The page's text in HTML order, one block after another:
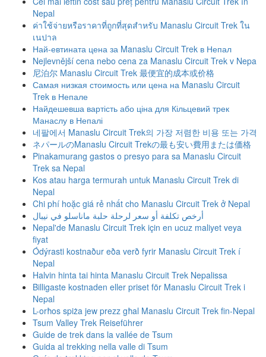
Nepal
ค่าใช้จ่ายหรือราคาที่ถูกที่สุดสําหรับ Manaslu Circuit Trek ใน
เนปาล
Най-евтината цена за Manaslu Circuit Trek в Непал
Nejlevnější cena nebo cena za Manaslu Circuit Trek v Nepa
尼泊尔 Manaslu Circuit Trek 最便宜的成本或价格
Самая низкая стоимость или цена на Manaslu Circuit
Trek в Непале
Найдешевша вартість або ціна для Кільцевий трек
Манаслу в Непалі
네팔에서 Manaslu Circuit Trek의 가장 저렴한 비용 또는 가격
ネパールのManaslu Circuit Trekの最も安い費用または価格
Pinakamurang gastos o presyo para sa Manaslu Circuit
Trek sa Nepal
Kos atau harga termurah untuk Manaslu Circuit Trek di
Nepal
Chi phí hoặc giá rẻ nhất cho Manaslu Circuit Trek ở Nepal
أرخص تكلفة أو سعر لرحلة حلبة ماناسلو في نيبال
Nepal'de Manaslu Circuit Trek için en ucuz maliyet veya
fiyat
Ódýrasti kostnaður eða verð fyrir Manaslu Circuit Trek í
Nepal
Halvin hinta tai hinta Manaslu Circuit Trek Nepalissa
Billigaste kostnaden eller priset för Manaslu Circuit Trek i
Nepal
L-orħos spiża jew prezz għal Manaslu Circuit Trek fin-Nepal
Tsum Valley Trek Reiseführer
Guide de trek dans la vallée de Tsum
Guida al trekking nella valle di Tsum